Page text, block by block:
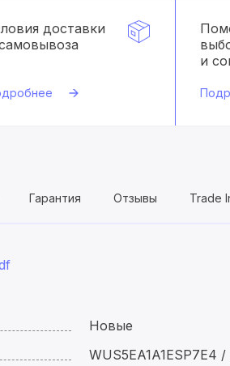
доставки
и
Гарантия Отзывы Trade
Новые
WUS5EA1A1ESP7E4